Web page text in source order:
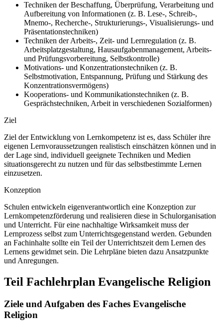
Techniken der Beschaffung, Überprüfung, Verarbeitung und
Aufbereitung von Informationen (z. B. Lese-, Schreib-,
Mnemo-, Recherche-, Strukturierungs-, Visualisierungs- und
Präsentationstechniken)
Techniken der Arbeits-, Zeit- und Lernregulation (z. B.
Arbeitsplatzgestaltung, Hausaufgabenmanagement, Arbeits-
und Prüfungsvorbereitung, Selbstkontrolle)
Motivations- und Konzentrationstechniken (z. B.
Selbstmotivation, Entspannung, Prüfung und Stärkung des
Konzentrationsvermögens)
Kooperations- und Kommunikationstechniken (z. B.
Gesprächstechniken, Arbeit in verschiedenen Sozialformen)
Ziel
Ziel der Entwicklung von Lernkompetenz ist es, dass Schüler ihre
eigenen Lernvoraussetzungen realistisch einschätzen können und in
der Lage sind, individuell geeignete Techniken und Medien
situationsgerecht zu nutzen und für das selbstbestimmte Lernen
einzusetzen.
Konzeption
Schulen entwickeln eigenverantwortlich eine Konzeption zur
Lernkompetenzförderung und realisieren diese in Schulorganisation
und Unterricht. Für eine nachhaltige Wirksamkeit muss der
Lernprozess selbst zum Unterrichtsgegenstand werden. Gebunden
an Fachinhalte sollte ein Teil der Unterrichtszeit dem Lernen des
Lernens gewidmet sein. Die Lehrpläne bieten dazu Ansatzpunkte
und Anregungen.
Teil Fachlehrplan Evangelische Religion
Ziele und Aufgaben des Faches Evangelische
Religion